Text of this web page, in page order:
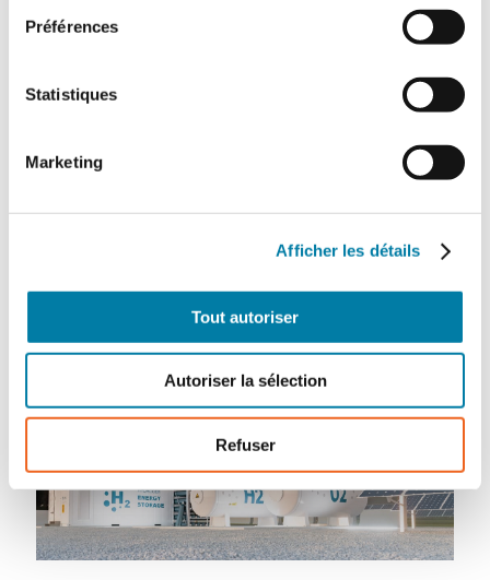
Préférences
Statistiques
Marketing
Afficher les détails
Tout autoriser
Autoriser la sélection
Refuser
Les projets hydrogène se
15 septembre 2021
le monde, fleurissent des projets liés à
l'hydrogène. En voici quelques exemples. Le